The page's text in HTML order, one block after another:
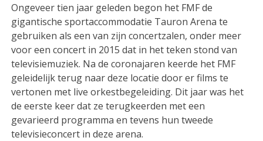
Ongeveer tien jaar geleden begon het FMF de
gigantische sportaccommodatie Tauron Arena te
gebruiken als een van zijn concertzalen, onder meer
voor een concert in 2015 dat in het teken stond van
televisiemuziek. Na de coronajaren keerde het FMF
geleidelijk terug naar deze locatie door er films te
vertonen met live orkestbegeleiding. Dit jaar was het
de eerste keer dat ze terugkeerden met een
gevarieerd programma en tevens hun tweede
televisieconcert in deze arena.